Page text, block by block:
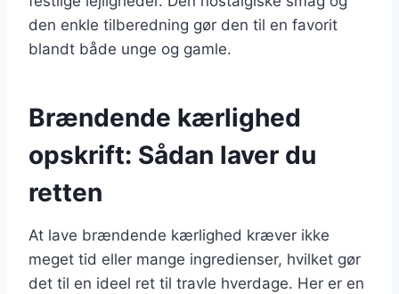
den enkle tilberedning gør den til en favorit
blandt både unge og gamle.
Brændende kærlighed
opskrift: Sådan laver du
retten
At lave brændende kærlighed kræver ikke
meget tid eller mange ingredienser, hvilket gør
det til en ideel ret til travle hverdage. Her er en